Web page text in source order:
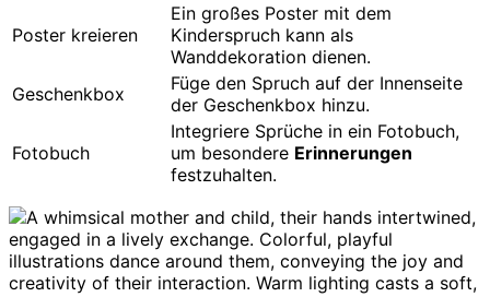
Poster kreieren
Ein großes Poster mit dem
Kinderspruch kann als
Wanddekoration dienen.
Geschenkbox
Füge den Spruch auf der Innenseite
der Geschenkbox hinzu.
Fotobuch
Integriere Sprüche in ein Fotobuch,
um besondere Erinnerungen
festzuhalten.